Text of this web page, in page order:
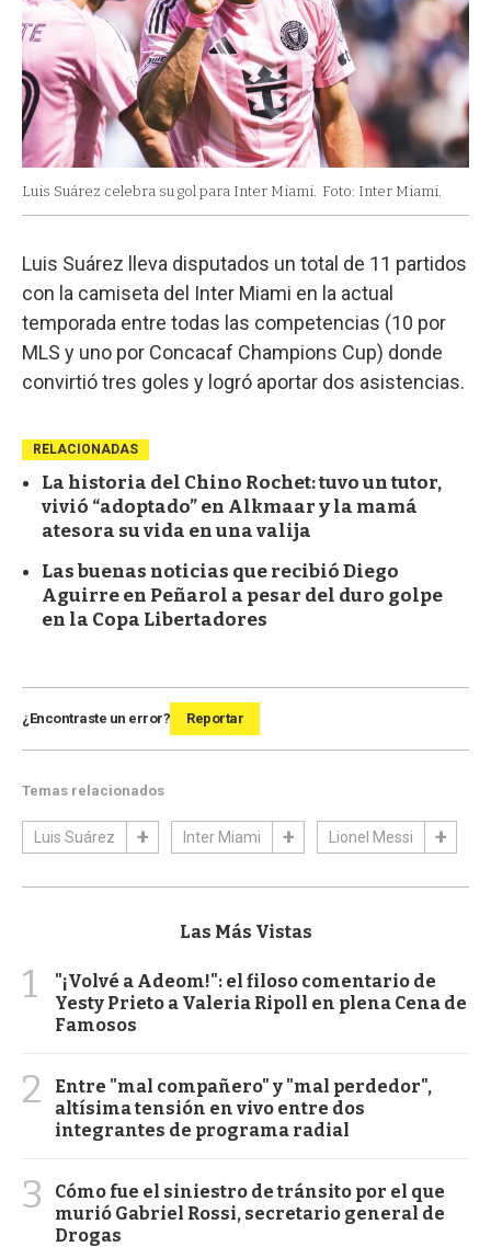
Luis Suárez celebra su gol para Inter Miami. Foto: Inter Miami.
Luis Suárez lleva disputados un total de 11 partidos
con la camiseta del Inter Miami en la actual
temporada entre todas las competencias (10 por
MLS y uno por Concacaf Champions Cup) donde
convirtió tres goles y logró aportar dos asistencias.
RELACIONADAS
La historia del Chino Rochet: tuvo un tutor,
vivió “adoptado” en Alkmaar y la mamá
atesora su vida en una valija
Las buenas noticias que recibió Diego
Aguirre en Peñarol a pesar del duro golpe
en la Copa Libertadores
¿Encontraste un error? Reportar
Temas relacionados
Luis Suárez Inter Miami Lionel Messi
Las Más Vistas
1
"¡Volvé a Adeom!": el filoso comentario de
Yesty Prieto a Valeria Ripoll en plena Cena de
Famosos
2
Entre "mal compañero" y "mal perdedor",
altísima tensión en vivo entre dos
integrantes de programa radial
3
Cómo fue el siniestro de tránsito por el que
murió Gabriel Rossi, secretario general de
Drogas